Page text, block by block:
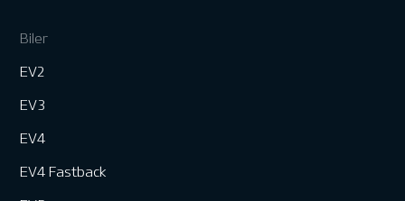
Biler
EV2
EV3
EV4
EV4 Fastback